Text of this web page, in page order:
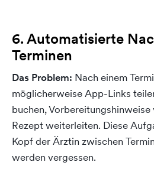
6. Automatisierte
Terminen
Das Problem: Nach einem
möglicherweise App-Links
buchen,
Rezept weiterleiten. Diese
Kopf der Ärztin zwischen
werden vergessen.